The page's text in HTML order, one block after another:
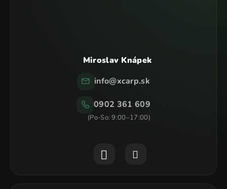
Miroslav Knápek
info@xcarp.sk
0902 361 609